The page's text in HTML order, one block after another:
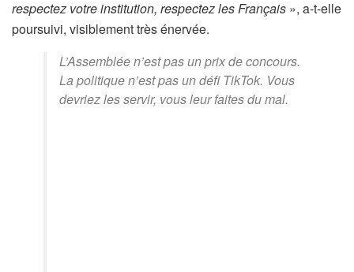
respectez votre institution, respectez les Français », a-t-elle
poursuivi, visiblement très énervée.
L’Assemblée n’est pas un prix de concours.
La politique n’est pas un défi TikTok. Vous
devriez les servir, vous leur faites du mal.